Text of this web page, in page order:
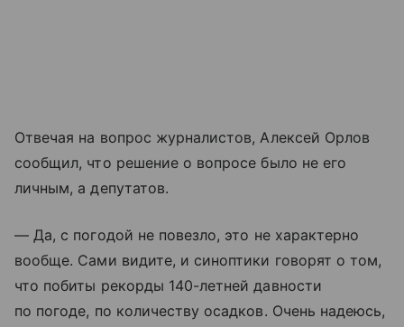
Отвечая на вопрос журналистов, Алексей Орлов
сообщил, что решение о вопросе было не его
личным, а депутатов.
— Да, с погодой не повезло, это не характерно
вообще. Сами видите, и синоптики говорят о том,
что побиты рекорды 140-летней давности
по погоде, по количеству осадков. Очень надеюсь,